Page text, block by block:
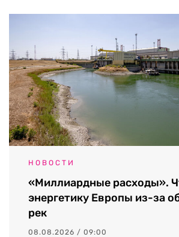
НОВОСТИ
«Миллиардные расходы».
энергетику Европы из-за
рек
08.08.2026 / 09:00